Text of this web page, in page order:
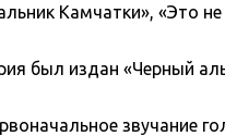
Камчатки», «Это
был издан «Черный
звучание